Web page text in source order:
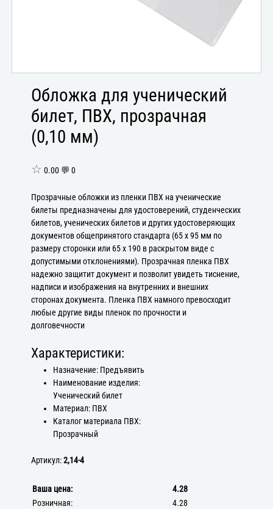
Обложка для ученический
билет, ПВХ, прозрачная
(0,10 мм)
☆ 0.00 💬 0
Прозрачные обложки из пленки ПВХ на ученические
билеты предназначены для удостоверений, студенческих
билетов, ученических билетов и других удостоверяющих
документов общепринятого стандарта (65 х 95 мм по
размеру сторонки или 65 х 190 в раскрытом виде с
допустимыми отклонениями). Прозрачная пленка ПВХ
надежно защитит документ и позволит увидеть тиснение,
надписи и изображения на внутренних и внешних
сторонах документа. Пленка ПВХ намного превосходит
любые другие виды пленок по прочности и
долговечности
Характеристики:
Назначение: Предъявить
Наименование изделия:
Ученический билет
Материал: ПВХ
Каталог материала ПВХ:
Прозрачный
Артикул:2,14-4
Ваша цена:
4.28
Розничная:
4.28